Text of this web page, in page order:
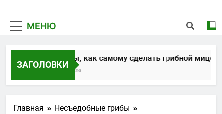
МЕНЮ
ЗАГОЛОВКИ
Способы, как самому сделать грибной мицелий
5 Лет Спустя
Главная
Несъедобные грибы